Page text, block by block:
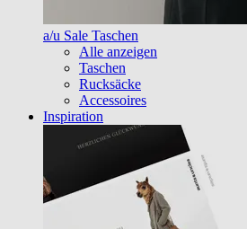
a/u Sale Taschen
Alle anzeigen
Taschen
Rucksäcke
Accessoires
Inspiration